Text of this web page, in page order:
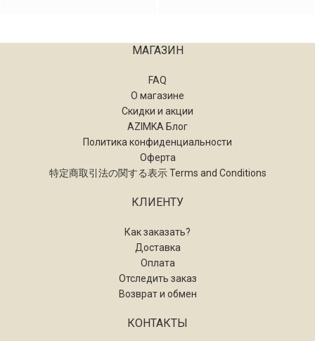
МАГАЗИН
FAQ
О магазине
Скидки и акции
AZIMKA Блог
Политика конфиденциальности
Оферта
特定商取引法の関する表示 Terms and Conditions
КЛИЕНТУ
Как заказать?
Доставка
Оплата
Отследить заказ
Возврат и обмен
КОНТАКТЫ